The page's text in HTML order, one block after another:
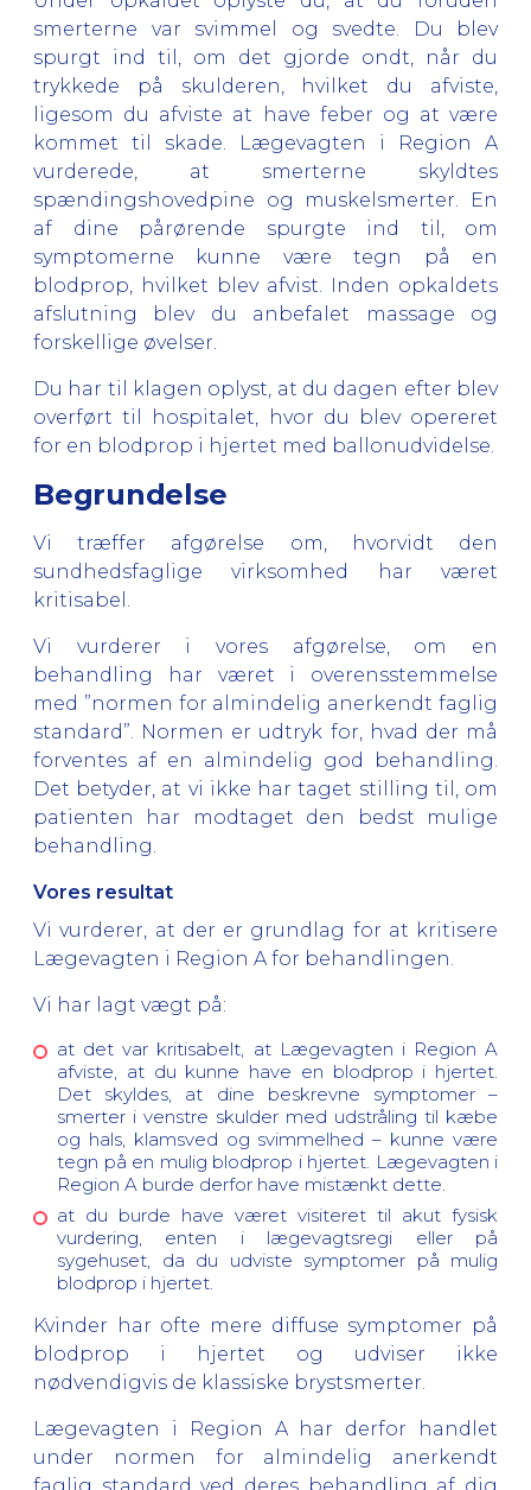
smerterne var svimmel og svedte. Du blev
spurgt ind til, om det gjorde ondt, når du
trykkede på skulderen, hvilket du afviste,
ligesom du afviste at have feber og at være
kommet til skade. Lægevagten i Region A
vurderede, at smerterne skyldtes
spændingshovedpine og muskelsmerter. En
af dine pårørende spurgte ind til, om
symptomerne kunne være tegn på en
blodprop, hvilket blev afvist. Inden opkaldets
afslutning blev du anbefalet massage og
forskellige øvelser.
Du har til klagen oplyst, at du dagen efter blev
overført til hospitalet, hvor du blev opereret
for en blodprop i hjertet med ballonudvidelse.
Begrundelse
Vi træffer afgørelse om, hvorvidt den
sundhedsfaglige virksomhed har været
kritisabel.
Vi vurderer i vores afgørelse, om en
behandling har været i overensstemmelse
med ”normen for almindelig anerkendt faglig
standard”. Normen er udtryk for, hvad der må
forventes af en almindelig god behandling.
Det betyder, at vi ikke har taget stilling til, om
patienten har modtaget den bedst mulige
behandling.
Vores resultat
Vi vurderer, at der er grundlag for at kritisere
Lægevagten i Region A for behandlingen.
Vi har lagt vægt på:
at det var kritisabelt, at Lægevagten i Region A
afviste, at du kunne have en blodprop i hjertet.
Det skyldes, at dine beskrevne symptomer –
smerter i venstre skulder med udstråling til kæbe
og hals, klamsved og svimmelhed – kunne være
tegn på en mulig blodprop i hjertet. Lægevagten i
Region A burde derfor have mistænkt dette.
at du burde have været visiteret til akut fysisk
vurdering, enten i lægevagtsregi eller på
sygehuset, da du udviste symptomer på mulig
blodprop i hjertet.
Kvinder har ofte mere diffuse symptomer på
blodprop i hjertet og udviser ikke
nødvendigvis de klassiske brystsmerter.
Lægevagten i Region A har derfor handlet
under normen for almindelig anerkendt